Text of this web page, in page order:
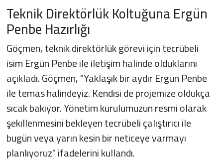
Teknik Direktörlük Koltuğuna Ergün
Penbe Hazırlığı
Göçmen, teknik direktörlük görevi için tecrübeli
isim Ergün Penbe ile iletişim halinde olduklarını
açıkladı. Göçmen, "Yaklaşık bir aydır Ergün Penbe
ile temas halindeyiz. Kendisi de projemize oldukça
sıcak bakıyor. Yönetim kurulumuzun resmi olarak
şekillenmesini bekleyen tecrübeli çalıştırıcı ile
bugün veya yarın kesin bir neticeye varmayı
planlıyoruz" ifadelerini kullandı.